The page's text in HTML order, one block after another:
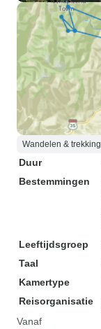
Wandelen & trekking
Duur
Bestemmingen
Leeftijdsgroep
Taal
Kamertype
Reisorganisatie
Vanaf